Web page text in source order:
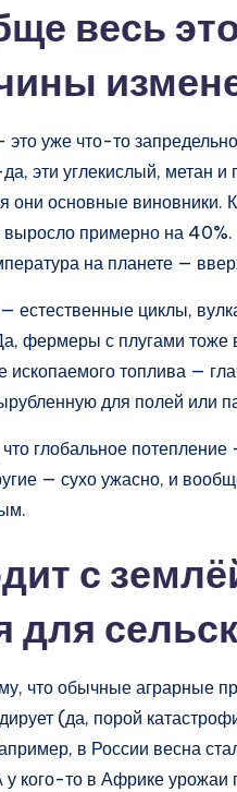
весь
это уже что-то
эти углекислый, метан
основные виновники.
выросло примерно на
на планете —
естественные циклы,
фермеры с плугами
топлива —
для полей или
что глобальное
— сухо ужасно, и
с
для
что обычные аграрные
(да, порой
в России весна
у кого-то в Африке